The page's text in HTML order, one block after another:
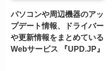
パソコンや周辺機器のアッ
プデート情報、ドライバー
や更新情報をまとめている
Webサービス 『UPD.JP』